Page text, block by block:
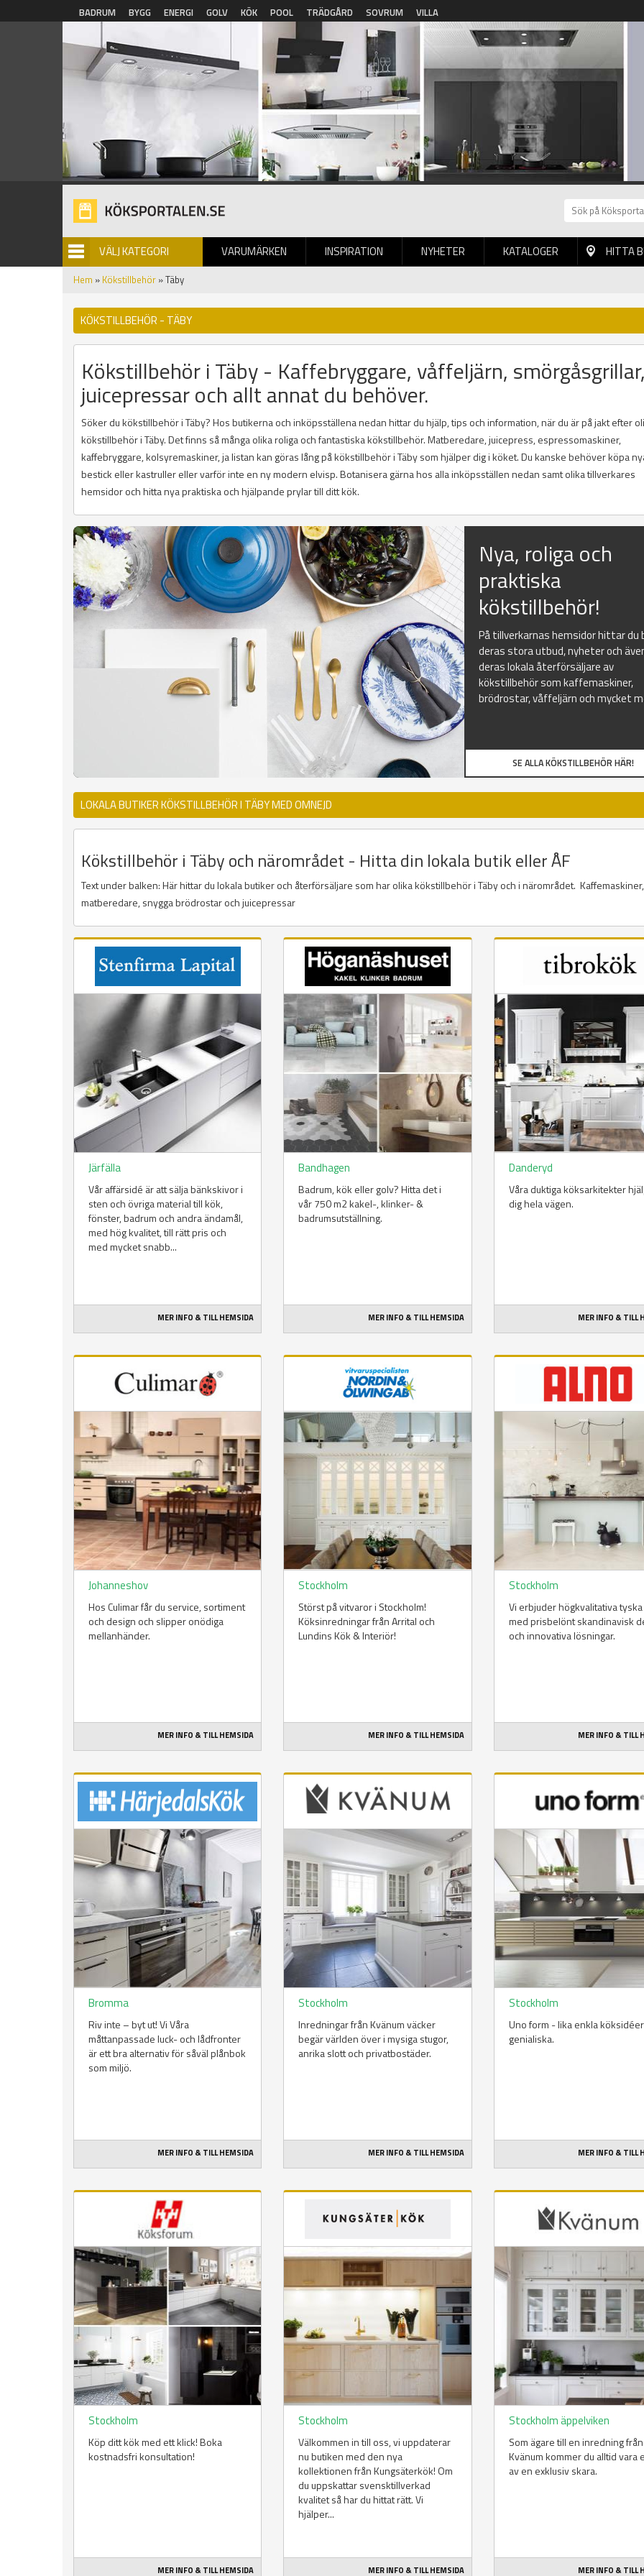
Hoppa till huvudinnehåll
BADRUM BYGG ENERGI GOLV KÖK POOL TRÄDGÅRD SOVRUM VILLA
VÄLJ KATEGORI VARUMÄRKEN INSPIRATION NYHETER
BILDGALLERI KATALOGER HITTA
Hem » Kökstillbehör » Täby
KÖKSTILLBEHÖR - TÄBY
Kökstillbehör i Täby - Kaffebryggare, våffeljärn,
juicepressar och allt annat du behöver.
Söker du kökstillbehör i Täby? Hos butikerna och inköpsställena nedan hittar du hjälp, tips och information, när du är på jakt efter
kökstillbehör i Täby. Det finns så många olika roliga och fantastiska kökstillbehör. Matberedare, juicepress, espressomaskiner,
kaffebryggare, kolsyremaskiner, ja listan kan göras lång på kökstillbehör i Täby som hjälper dig i köket. Du kanske behöver köpa
bestick eller kastruller eller varför inte en ny modern elvisp. Botanisera gärna hos alla inköpsställen nedan samt olika tillverkares
hemsidor och hitta nya praktiska och hjälpande prylar till ditt kök.
Nya, roliga och
praktiska
kökstillbehör!
På tillverkarnas hemsidor hittar du
deras stora utbud, nyheter och
deras lokala återförsäljare av
kökstillbehör som kaffemaskiner,
brödrostar, våffeljärn och mycket
SE ALLA KÖKSTILLBEHÖR HÄR!
LOKALA BUTIKER KÖKSTILLBEHÖR I TÄBY MED OMNEJD
Kökstillbehör i Täby och närområdet - Hitta din lokala butik eller ÅF
Text under balken: Här hittar du lokala butiker och återförsäljare som har olika kökstillbehör i Täby och i närområdet. Kaffemaskiner,
matberedare, snygga brödrostar och juicepressar
Järfälla
Vår affärsidé är att sälja bänkskivor i
sten och övriga material till kök,
fönster, badrum och andra ändamål,
med hög kvalitet, till rätt pris och
med mycket snabb...
MER INFO & TILL HEMSIDA
Bandhagen
Badrum, kök eller golv? Hitta det i
vår 750 m2 kakel-, klinker- &
badrumsutställning.
MER INFO & TILL HEMSIDA
Danderyd
Våra duktiga köksarkitekter
dig hela vägen.
MER INFO & TILL
Johanneshov
Hos Culimar får du service, sortiment
och design och slipper onödiga
mellanhänder.
MER INFO & TILL HEMSIDA
Stockholm
Störst på vitvaror i Stockholm!
Köksinredningar från Arrital och
Lundins Kök & Interiör!
MER INFO & TILL HEMSIDA
Stockholm
Vi erbjuder högkvalitativa
med prisbelönt skandinavisk
och innovativa lösningar.
MER INFO & TILL
Bromma
Riv inte – byt ut! Vi Våra
måttanpassade luck- och lådfronter
är ett bra alternativ för såväl plånbok
som miljö.
MER INFO & TILL HEMSIDA
Stockholm
Inredningar från Kvänum väcker
begär världen över i mysiga stugor,
anrika slott och privatbostäder.
MER INFO & TILL HEMSIDA
Stockholm
Uno form - lika enkla
genialiska.
MER INFO & TILL
Stockholm
Köp ditt kök med ett klick! Boka
kostnadsfri konsultation!
MER INFO & TILL HEMSIDA
Stockholm
Välkommen in till oss, vi uppdaterar
nu butiken med den nya
kollektionen från Kungsäterkök! Om
du uppskattar svensktillverkad
kvalitet så har du hittat rätt. Vi
hjälper...
MER INFO & TILL HEMSIDA
Stockholm äppelviken
Som ägare till en inredning från
Kvänum kommer du alltid vara
av en exklusiv skara.
MER INFO & TILL